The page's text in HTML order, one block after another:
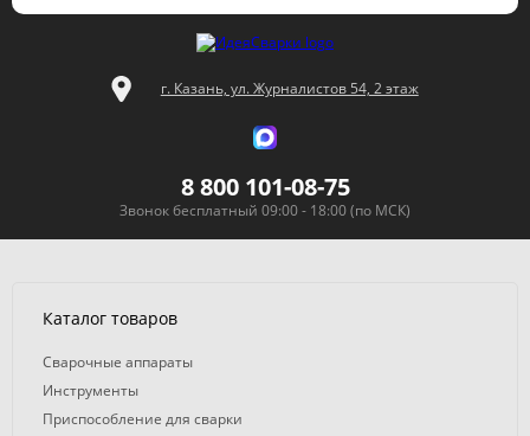
г. Казань, ул. Журналистов 54, 2 этаж
8 800 101-08-75
Звонок бесплатный 09:00 - 18:00 (по МСК)
Каталог товаров
Сварочные аппараты
Инструменты
Приспособление для сварки